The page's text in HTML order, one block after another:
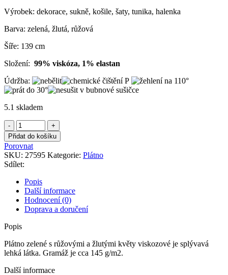
Výrobek: dekorace, sukně, košile, šaty, tunika, halenka
Barva: zelená, žlutá, růžová
Šíře: 139 cm
Složení: 99% viskóza, 1% elastan
Údržba:
5.1 skladem
Plátno
zelené
s
růžovými
a
žlutými
květy
viskozové
množství
Přidat do košíku
Porovnat
SKU: 27595 Kategorie: Plátno
Sdílet:
Popis
Další informace
Hodnocení (0)
Doprava a doručení
Popis
Plátno zelené s růžovými a žlutými květy viskozové je splývavá
lehká látka. Gramáž je cca 145 g/m2.
Další informace